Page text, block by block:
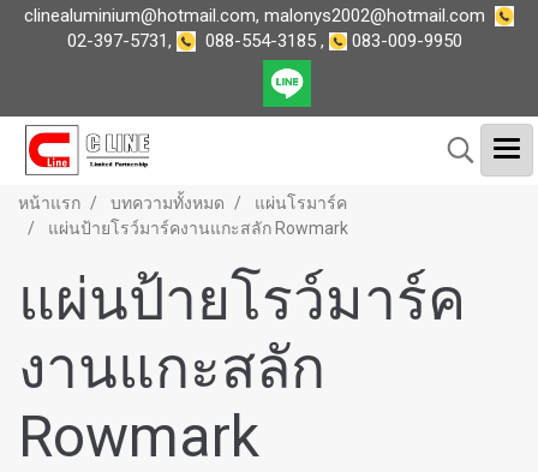
clinealuminium@hotmail.com, malonys2002@hotmail.com
02-397-5731, 088-554-3185, 083-009-9950
หน้าแรก บทความทั้งหมด
แผ่นโรมาร์ค
แผ่นป้ายโรว์มาร์คงานแกะสลัก Rowmark
แผ่นป้ายโรว์มาร์ค
งานแกะสลัก
Rowmark